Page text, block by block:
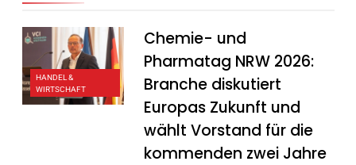
HANDEL &
WIRTSCHAFT
Chemie- und
Pharmatag NRW 2026:
Branche diskutiert
Europas Zukunft und
wählt Vorstand für die
kommenden zwei Jahre